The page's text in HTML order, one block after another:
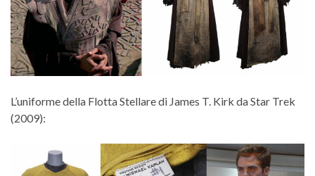
L’uniforme della Flotta Stellare di James T. Kirk da Star Trek
(2009):